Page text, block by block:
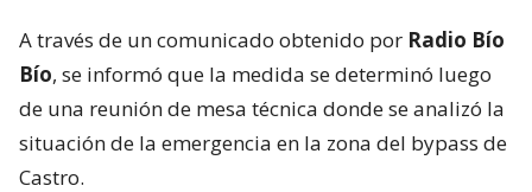
A través de un comunicado obtenido por Radio Bío
Bío, se informó que la medida se determinó luego
de una reunión de mesa técnica donde se analizó la
situación de la emergencia en la zona del bypass de
Castro.